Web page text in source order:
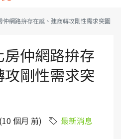
仲網路拚存在感、建商轉攻剛性需求突圍
仲網路拚存
剛性需求突
個月 前)
最新消息